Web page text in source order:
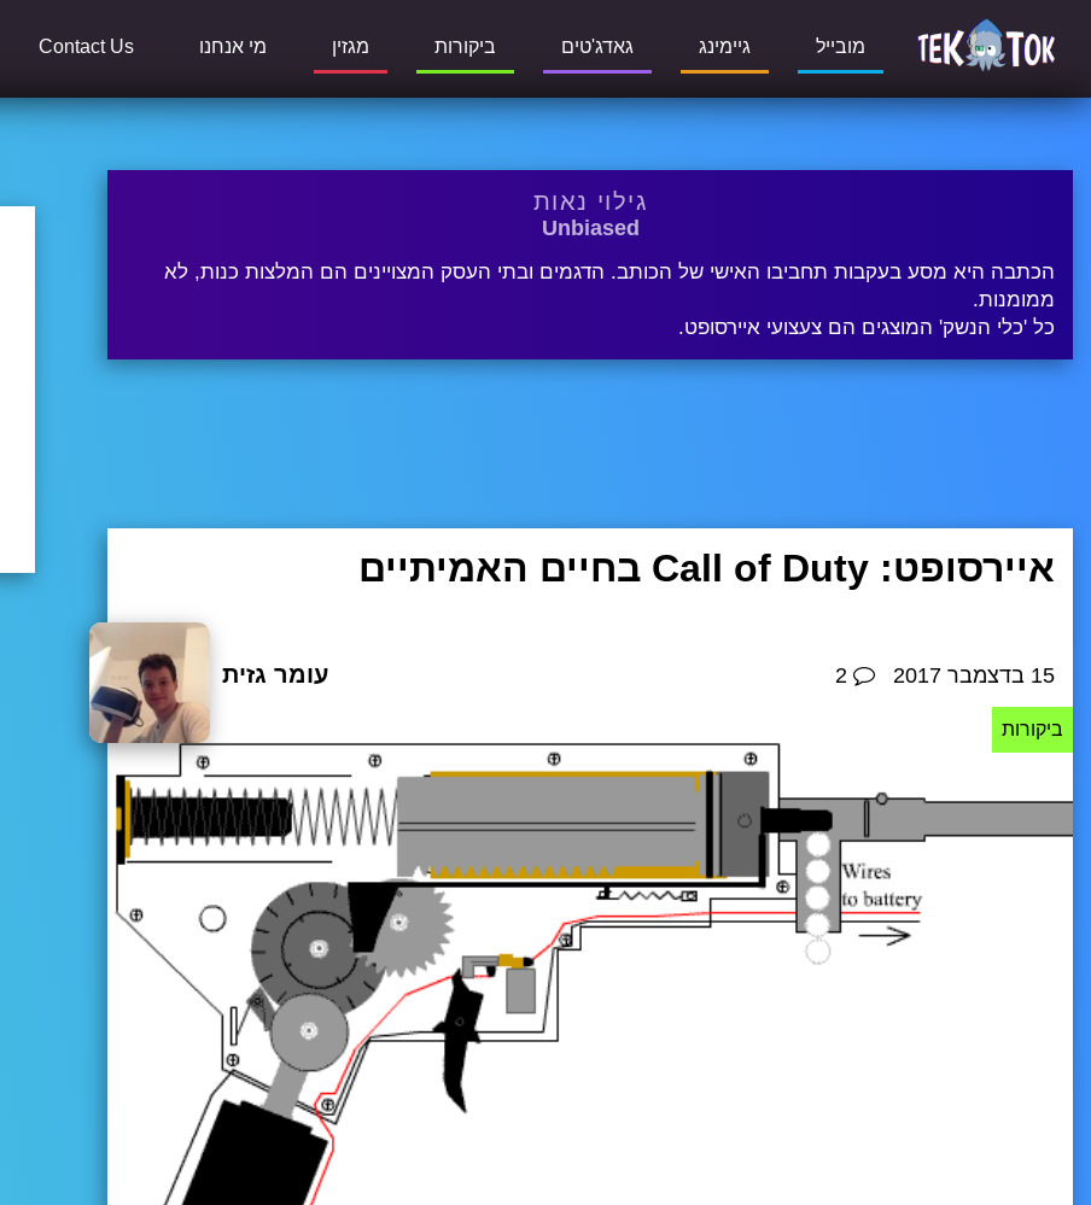
מובייל גיימינג גאדג'טים ביקורות מגזין מי אנחנו Contact Us
גילוי נאות
Unbiased
הכתבה היא מסע בעקבות תחביבו האישי של הכותב. הדגמים ובתי העסק המצויינים הם המלצות כנות, לא
ממומנות.
כל 'כלי הנשק' המוצגים הם צעצועי איירסופט.
ביקורות
איירסופט: Call of Duty בחיים האמיתיים
15 בדצמבר 2017 עומר גזית